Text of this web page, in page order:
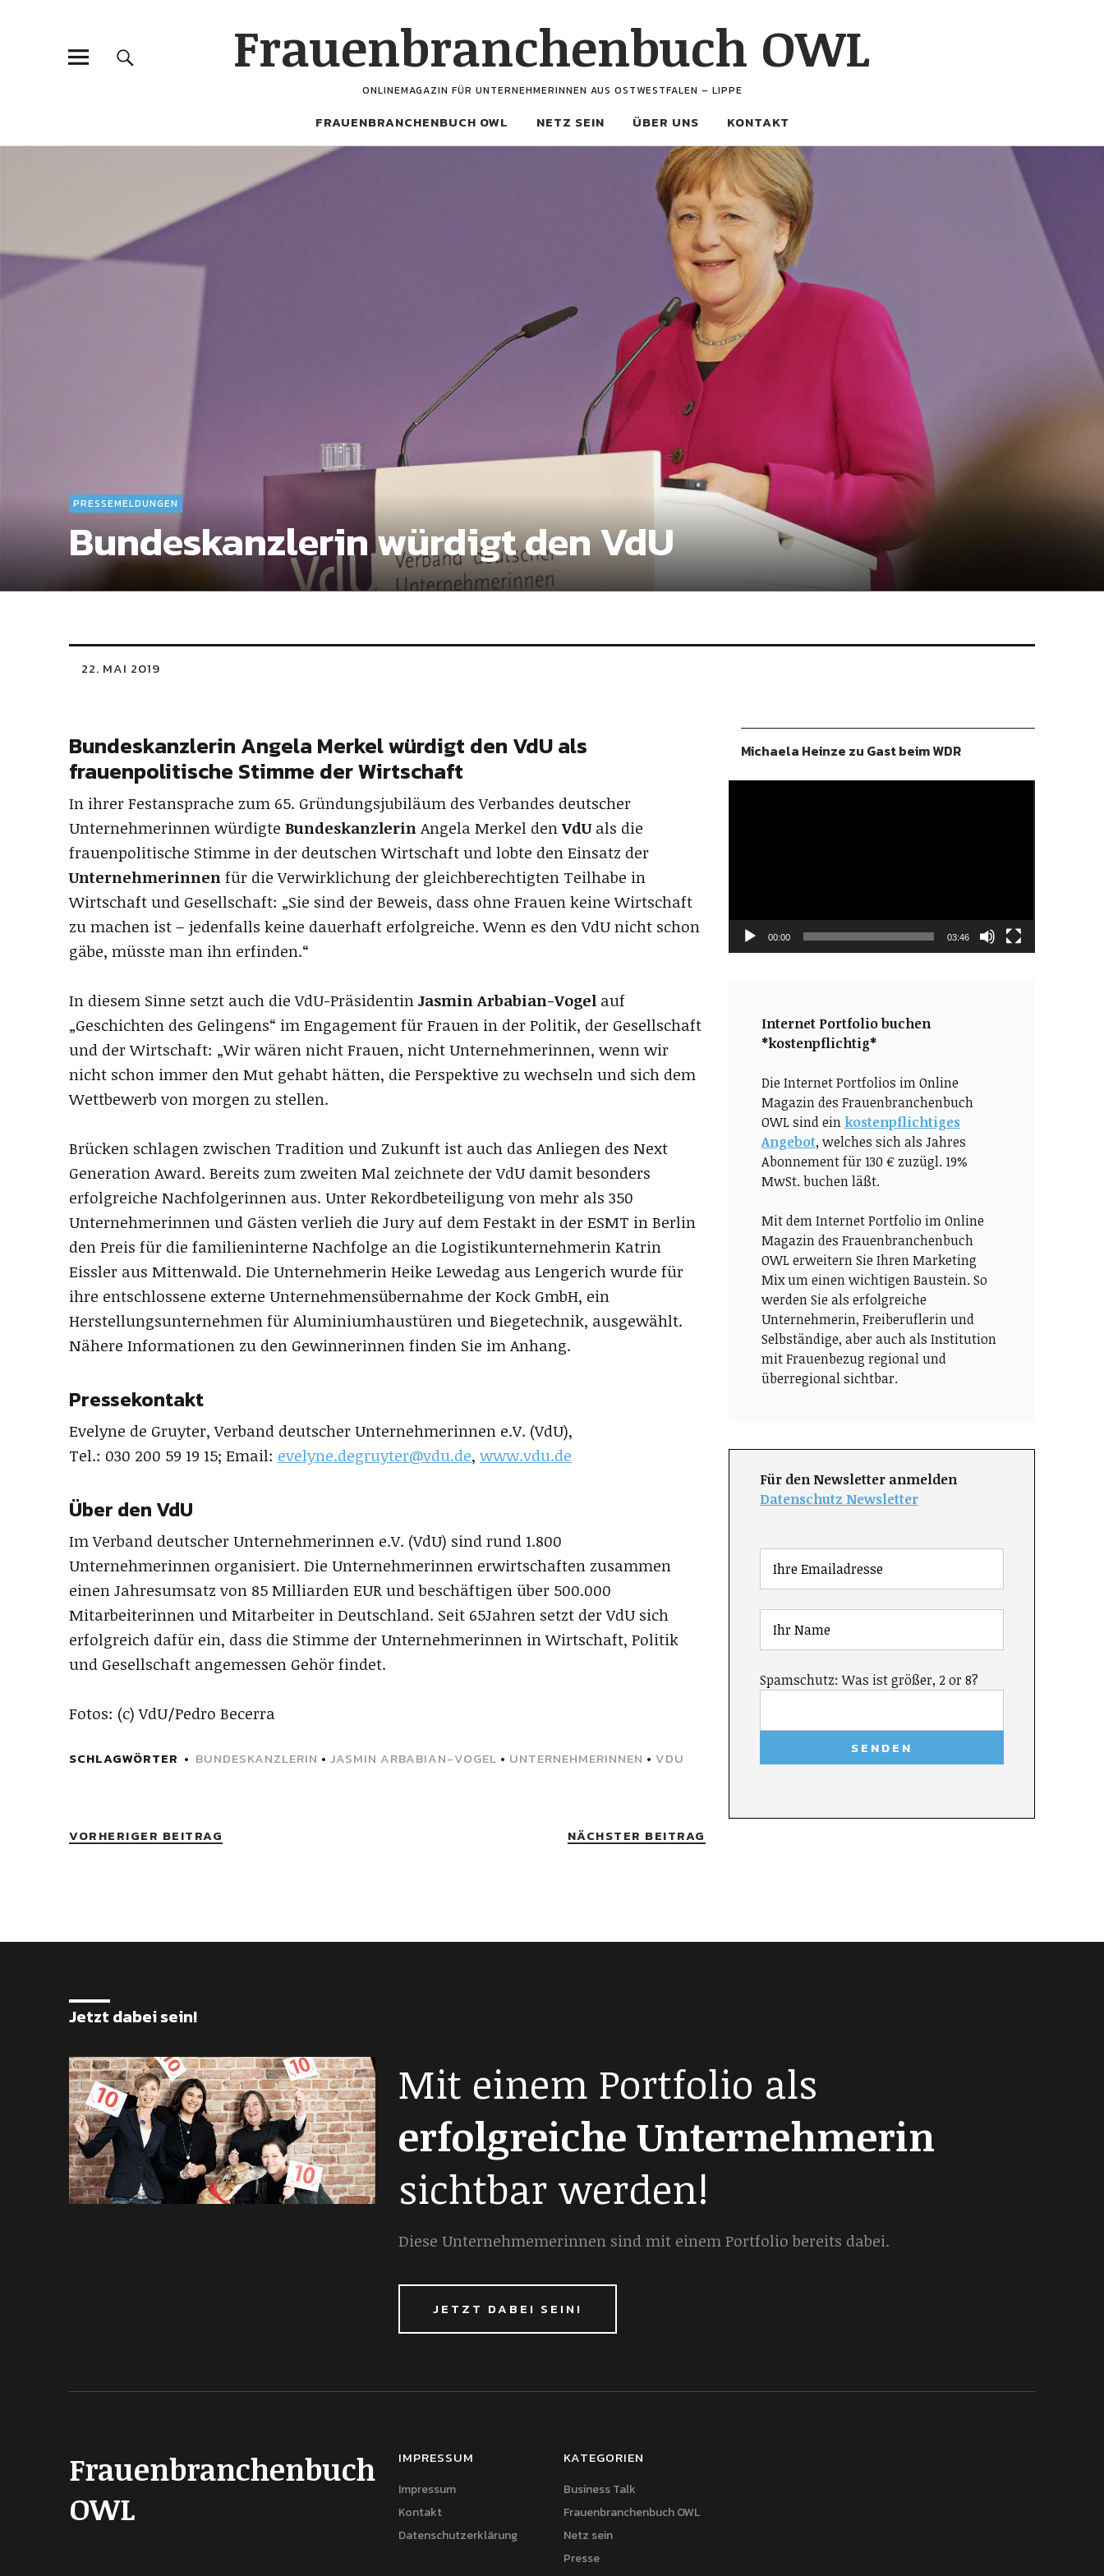
Frauenbranchenbuch OWL
ONLINEMAGAZIN FÜR UNTERNEHMERINNEN AUS OSTWESTFALEN – LIPPE
FRAUENBRANCHENBUCH OWL NETZ SEIN ÜBER UNS KONTAKT
PRESSEMELDUNGEN
Bundeskanzlerin würdigt den VdU
22. MAI 2019
Bundeskanzlerin Angela Merkel würdigt den VdU als
frauenpolitische Stimme der Wirtschaft
In ihrer Festansprache zum 65. Gründungsjubiläum des Verbandes deutscher
Unternehmerinnen würdigte BundeskanzlerinAngela Merkel denVdUals die
frauenpolitische Stimme in der deutschen Wirtschaft und lobte den Einsatz der
Unternehmerinnenfür die Verwirklichung der gleichberechtigten Teilhabe in
Wirtschaft und Gesellschaft: „Sie sind der Beweis, dass ohne Frauen keine Wirtschaft
zu machen ist – jedenfalls keine dauerhaft erfolgreiche. Wenn es den VdU nicht schon
gäbe, müsste man ihn erfinden.“
In diesem Sinne setzt auch die VdU-PräsidentinJasmin Arbabian-Vogel auf
„Geschichten des Gelingens“ im Engagement für Frauen in der Politik, der Gesellschaft
und der Wirtschaft: „Wir wären nicht Frauen, nicht Unternehmerinnen, wenn wir
nicht schon immer den Mut gehabt hätten, die Perspektive zu wechseln und sich dem
Wettbewerb von morgen zu stellen.
Brücken schlagen zwischen Tradition und Zukunft ist auch das Anliegen des Next
Generation Award. Bereits zum zweiten Mal zeichnete der VdU damit besonders
erfolgreiche Nachfolgerinnen aus. Unter Rekordbeteiligung von mehr als 350
Unternehmerinnen und Gästen verlieh die Jury auf dem Festakt in der ESMT in Berlin
den Preis für die familieninterne Nachfolge an die Logistikunternehmerin Katrin
Eissler aus Mittenwald. Die Unternehmerin Heike Lewedag aus Lengerich wurde für
ihre entschlossene externe Unternehmensübernahme der Kock GmbH, ein
Herstellungsunternehmen für Aluminiumhaustüren und Biegetechnik, ausgewählt.
Nähere Informationen zu den Gewinnerinnen finden Sie im Anhang.
Pressekontakt
Evelyne de Gruyter, Verband deutscher Unternehmerinnen e.V. (VdU),
Tel.: 030 200 59 19 15; Email: evelyne.degruyter@vdu.de, www.vdu.de
Über den VdU
Im Verband deutscher Unternehmerinnen e.V. (VdU) sind rund 1.800
Unternehmerinnen organisiert. Die Unternehmerinnen erwirtschaften zusammen
einen Jahresumsatz von 85 Milliarden EUR und beschäftigen über 500.000
Mitarbeiterinnen und Mitarbeiter in Deutschland. Seit 65Jahren setzt der VdU sich
erfolgreich dafür ein, dass die Stimme der Unternehmerinnen in Wirtschaft, Politik
und Gesellschaft angemessen Gehör findet.
Fotos: (c) VdU/Pedro Becerra
SCHLAGWÖRTER BUNDESKANZLERIN • JASMIN ARBABIAN-VOGEL • UNTERNEHMERINNEN • VDU
VORHERIGER BEITRAG NÄCHSTER BEITRAG
Michaela Heinze zu Gast beim WDR
00:00 03:46
Internet Portfolio buchen
*kostenpflichtig*
Die Internet Portfolios im Online
Magazin des Frauenbranchenbuch
OWL sind ein kostenpflichtiges
Angebot, welches sich als Jahres
Abonnement für 130 € zuzügl. 19%
MwSt. buchen läßt.
Mit dem Internet Portfolio im Online
Magazin des Frauenbranchenbuch
OWL erweitern Sie Ihren Marketing
Mix um einen wichtigen Baustein. So
werden Sie als erfolgreiche
Unternehmerin, Freiberuflerin und
Selbständige, aber auch als Institution
mit Frauenbezug regional und
überregional sichtbar.
Für den Newsletter anmelden
Datenschutz Newsletter
Spamschutz: Was ist größer, 2 or 8?
Jetzt dabei sein!
Mit einem Portfolio als
erfolgreiche Unternehmerin
sichtbar werden!
Diese Unternehmemerinnen sind mit einem Portfolio bereits dabei.
JETZT DABEI SEIN!
Frauenbranchenbuch
OWL
IMPRESSUM
Impressum
Kontakt
Datenschutzerklärung
KATEGORIEN
Business Talk
Frauenbranchenbuch OWL
Netz sein
Presse